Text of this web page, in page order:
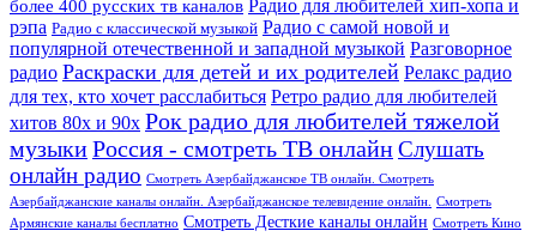
более 400 русских тв каналов Радио для любителей хип-хопа и
рэпа Радио с классической музыкой Радио с самой новой и
популярной отечественной и западной музыкой Разговорное
радио Раскраски для детей и их родителей Релакс радио
для тех, кто хочет расслабиться Ретро радио для любителей
хитов 80х и 90х Рок радио для любителей тяжелой
музыкиРоссия - смотреть ТВ онлайнСлушать
онлайн радио Смотреть Азербайджанское ТВ онлайн. Смотреть
Азербайджанские каналы онлайн. Азербайджанское телевидение онлайн.
Смотреть
Армянские каналы бесплатно Смотреть Десткие каналы онлайн Смотреть Кино